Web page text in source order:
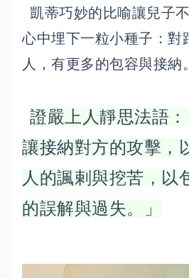
凱蒂巧妙的比喻讓兒子
心中埋下一粒小種子：對
人，有更多的包容與接納。
證嚴上人靜思法語
讓接納對方的攻擊，
人的諷剌與挖苦，以
的誤解與過失。」